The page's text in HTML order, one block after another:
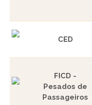
CED
FICD -
Pesados de
Passageiros